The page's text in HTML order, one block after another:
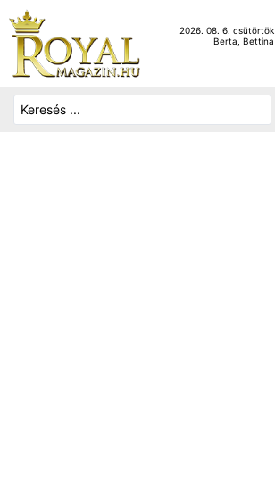
2026. 08. 6. csütörtök
Berta, Bettina